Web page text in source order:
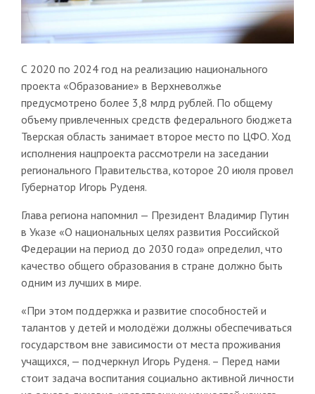
С 2020 по 2024 год на реализацию национального
проекта «Образование» в Верхневолжье
предусмотрено более 3,8 млрд рублей. По общему
объему привлеченных средств федерального бюджета
Тверская область занимает второе место по ЦФО. Ход
исполнения нацпроекта рассмотрели на заседании
регионального Правительства, которое 20 июля провел
Губернатор Игорь Руденя.
Глава региона напомнил — Президент Владимир Путин
в Указе «О национальных целях развития Российской
Федерации на период до 2030 года» определил, что
качество общего образования в стране должно быть
одним из лучших в мире.
«При этом поддержка и развитие способностей и
талантов у детей и молодёжи должны обеспечиваться
государством вне зависимости от места проживания
учащихся, — подчеркнул Игорь Руденя. – Перед нами
стоит задача воспитания социально активной личности